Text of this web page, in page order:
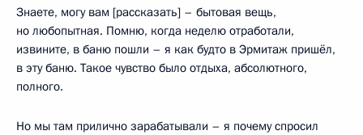
Знаете, могу вам [рассказать] – бытовая вещь,
но любопытная. Помню, когда неделю отработали,
извините, в баню пошли – я как будто в Эрмитаж пришёл,
в эту баню. Такое чувство было отдыха, абсолютного,
полного.
Но мы там прилично зарабатывали – я почему спросил